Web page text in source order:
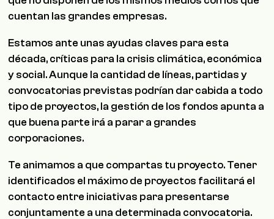
cuentan las grandes empresas.
Estamos ante unas ayudas claves para esta
década, críticas para la crisis climática, económica
y social. Aunque la cantidad de líneas, partidas y
convocatorias previstas podrían dar cabida a todo
tipo de proyectos, la gestión de los fondos apunta a
que buena parte irá a parar a grandes
corporaciones.
Te animamos a que compartas tu proyecto. Tener
identificados el máximo de proyectos facilitará el
contacto entre iniciativas para presentarse
conjuntamente a una determinada convocatoria.